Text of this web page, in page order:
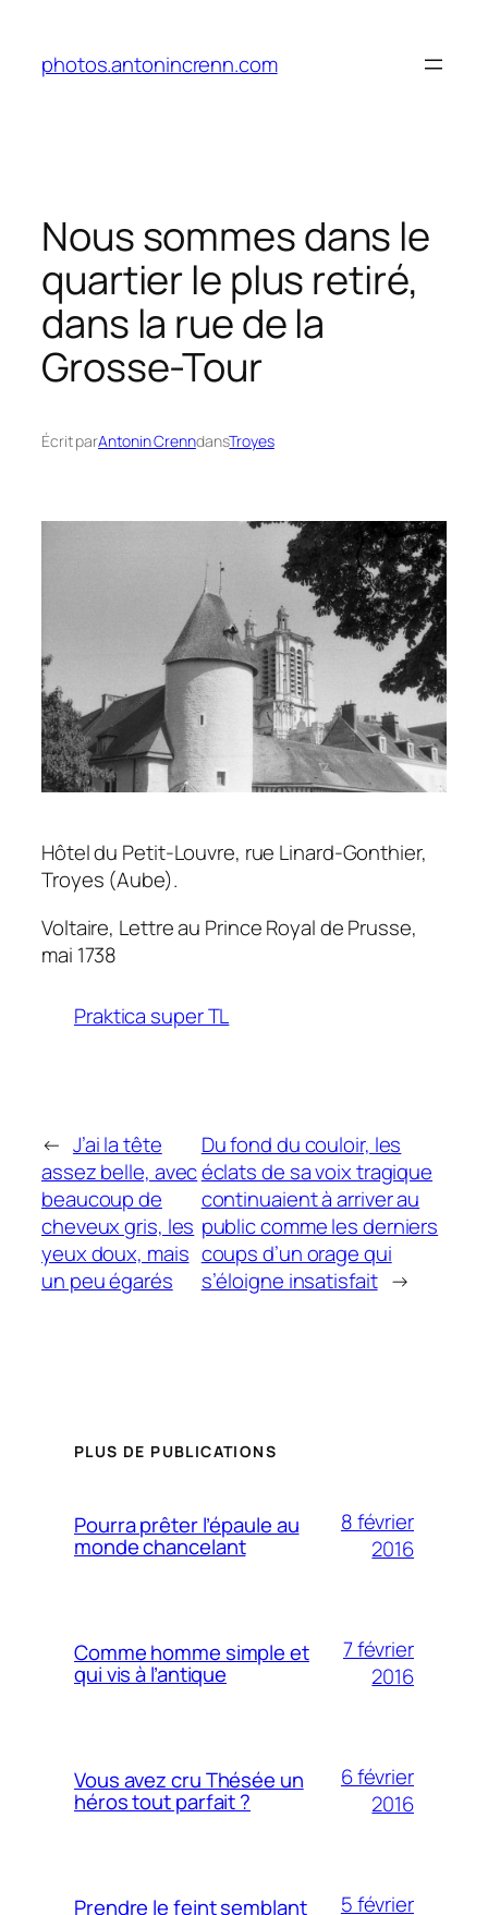
contenu
photos.antonincrenn.com
Nous sommes dans le
quartier le plus retiré,
dans la rue de la
Grosse-Tour
Écrit parAntonin CrenndansTroyes
Hôtel du Petit-Louvre, rue Linard-Gonthier,
Troyes (Aube).
Voltaire, Lettre au Prince Royal de Prusse,
mai 1738
Praktica super TL
← J’ai la tête
assez belle, avec
beaucoup de
cheveux gris, les
yeux doux, mais
un peu égarés
Du fond du couloir, les
éclats de sa voix tragique
continuaient à arriver au
public comme les derniers
coups d’un orage qui
s’éloigne insatisfait →
PLUS DE PUBLICATIONS
Pourra prêter l’épaule au
monde chancelant
8 février
2016
Comme homme simple et
qui vis à l’antique
7 février
2016
Vous avez cru Thésée un
héros tout parfait ?
6 février
2016
Prendre le feint semblant
5 février